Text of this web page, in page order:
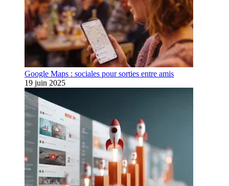
Google Maps : sociales pour sorties entre amis
19 juin 2025